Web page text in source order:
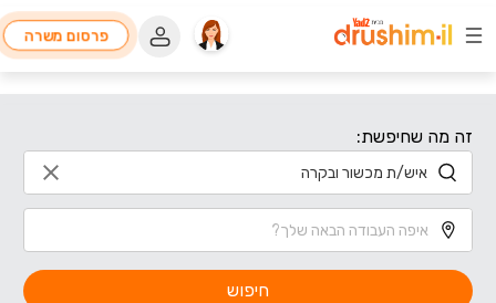
פרסום משרה
זה מה שחיפשת:
חיפוש